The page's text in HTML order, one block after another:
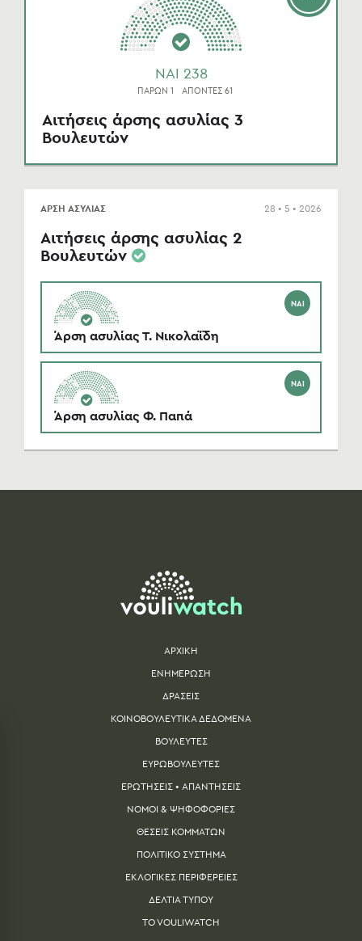
NAI 238
ΠΑΡΩΝ 1 ΑΠΟΝΤΕΣ 61
Αιτήσεις άρσης ασυλίας 3
Βουλευτών
ΑΡΣΗ ΑΣΥΛΙΑΣ 28 • 5 • 2026
Αιτήσεις άρσης ασυλίας 2
Βουλευτών
ΝΑΙ
Άρση ασυλίας Τ. Νικολαΐδη
ΝΑΙ
Άρση ασυλίας Φ. Παπά
ΑΡΧΙΚΗ
ΕΝΗΜΕΡΩΣΗ
ΔΡΑΣΕΙΣ
ΚΟΙΝΟΒΟΥΛΕΥΤΙΚΑ ΔΕΔΟΜΕΝΑ
ΒΟΥΛΕΥΤΕΣ
ΕΥΡΩΒΟΥΛΕΥΤΕΣ
ΕΡΩΤΗΣΕΙΣ • ΑΠΑΝΤΗΣΕΙΣ
ΝΟΜΟΙ & ΨΗΦΟΦΟΡΙΕΣ
ΘΕΣΕΙΣ ΚΟΜΜΑΤΩΝ
ΠΟΛΙΤΙΚΟ ΣΥΣΤΗΜΑ
ΕΚΛΟΓΙΚΕΣ ΠΕΡΙΦΕΡΕΙΕΣ
ΔΕΛΤΙA ΤΥΠΟΥ
TO VOULIWATCH